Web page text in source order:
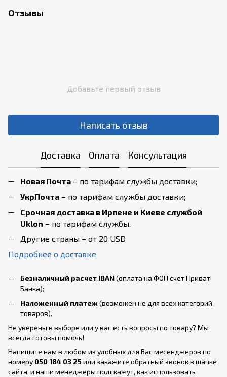
Отзывы
Добавьте первый отзыв
Написать отзыв
Доставка Оплата Консультация
Новая Почта – по тарифам службы доставки;
УкрПочта – по тарифам службы доставки;
Срочная доставка в Ирпене и Киеве службой
Uklon – по тарифам службы.
Другие страны – от 20 USD
Подробнее о доставке
Безналичный расчет IBAN(оплата на ФОП счет Приват
Банка);
Наложенный платеж(возможен не для всех категорий
товаров).
Не уверены в выборе или у вас есть вопросы по товару? Мы
всегда готовы помочь!
Напишите нам в любом из удобных для Вас месенджеров по
номеру 050 184 03 25или закажите обратный звонок в шапке
сайта, и наши менеджеры подскажут, как использовать